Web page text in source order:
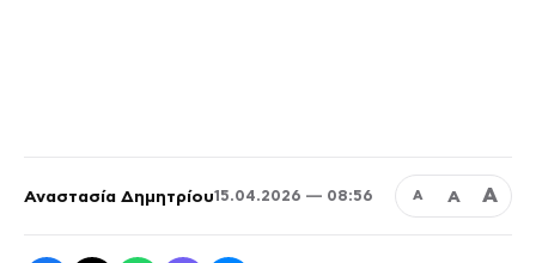
Αναστασία Δημητρίου15.04.2026 — 08:56 Α Α Α